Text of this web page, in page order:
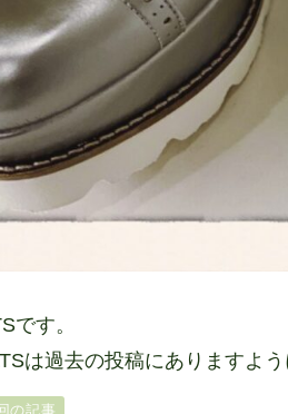
です。
は過去の投稿にありますよ